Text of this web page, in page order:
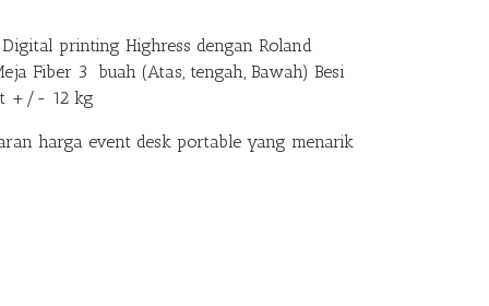
printing Highress dengan Roland
Fiber 3 buah (Atas, tengah, Bawah) Besi
+/- 12 kg
harga event desk portable yang menarik